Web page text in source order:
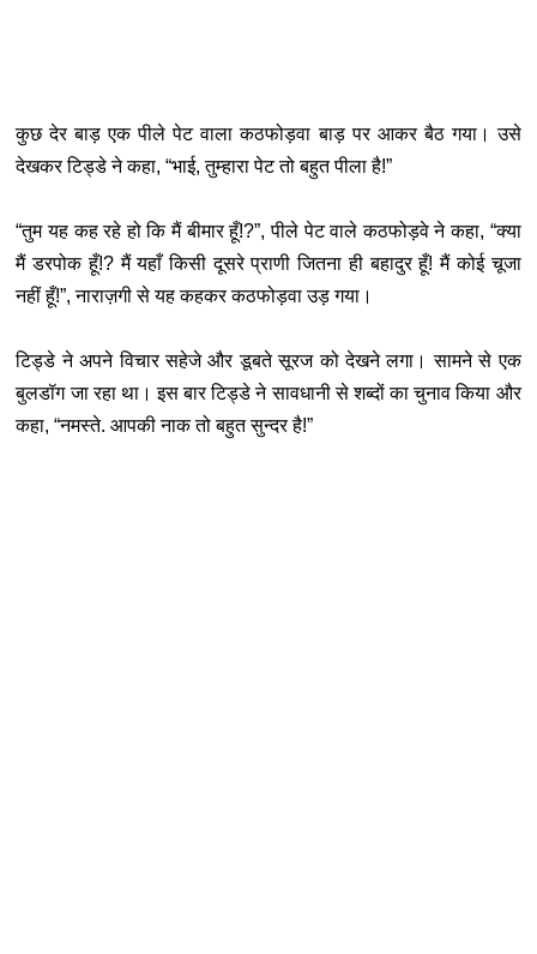
कुछ देर बाड़ एक पीले पेट वाला कठफोड़वा बाड़ पर आकर बैठ गया। उसे
देखकर टिड्डे ने कहा, “भाई, तुम्हारा पेट तो बहुत पीला है!”
“तुम यह कह रहे हो कि मैं बीमार हूँ!?”, पीले पेट वाले कठफोड़वे ने कहा, “क्या
मैं डरपोक हूँ!? मैं यहाँ किसी दूसरे प्राणी जितना ही बहादुर हूँ! मैं कोई चूजा
नहीं हूँ!”, नाराज़गी से यह कहकर कठफोड़वा उड़ गया ।
टिड्डे ने अपने विचार सहेजे और डूबते सूरज को देखने लगा । सामने से एक
बुलडॉग जा रहा था। इस बार टिड्डे ने सावधानी से शब्दों का चुनाव किया और
कहा, “नमस्ते. आपकी नाक तो बहुत सुन्दर है!”